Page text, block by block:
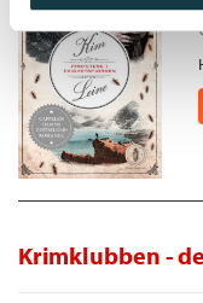
Krimklubben -